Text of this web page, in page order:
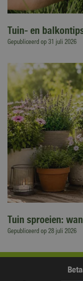
Tuin- en
Gepubliceerd op 31 juli 2026
Tuin sproeien:
Gepubliceerd op 28 juli 2026